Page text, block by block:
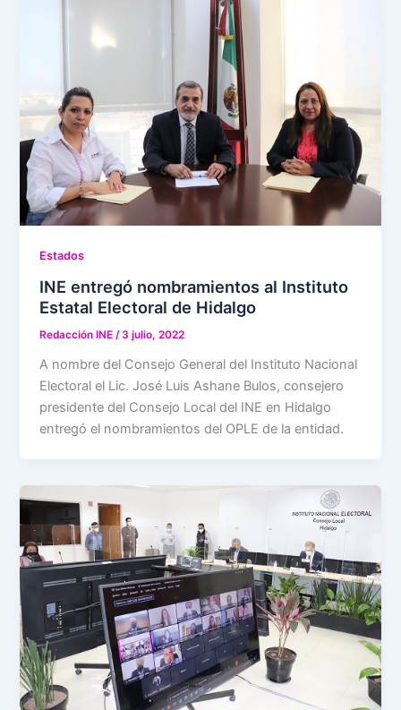
Estados
INE entregó nombramientos al Instituto
Estatal Electoral de Hidalgo
Redacción INE/3 julio, 2022
A nombre del Consejo General del Instituto Nacional
Electoral el Lic. José Luis Ashane Bulos, consejero
presidente del Consejo Local del INE en Hidalgo
entregó el nombramientos del OPLE de la entidad.